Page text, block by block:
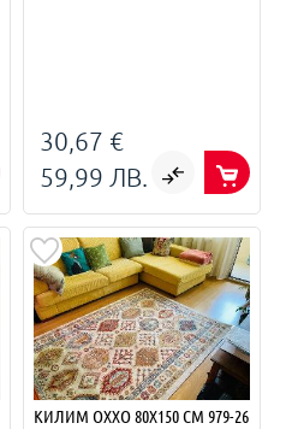
30,67 €
59,99 ЛВ.
КИЛИМ OXXO 80Х150 СМ 979-26